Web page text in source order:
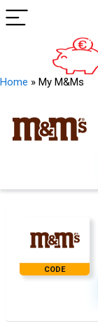
Home » My M&Ms
CODE